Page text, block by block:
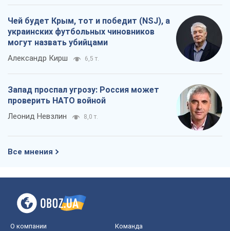
Чей будет Крым, тот и победит (NSJ), а
украинских футбольных чиновников
могут назвать убийцами
Александр Кирш 6,5 т.
Запад проспал угрозу: Россия может
проверить НАТО войной
Леонид Невзлин 8,0 т.
Все мнения
О компании Команда